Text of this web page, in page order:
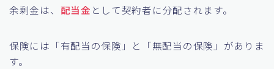
余剰金は、 配当金 として契約者に分配されます。
保険には「有配当の保険」と「無配当の保険」がありま
す。